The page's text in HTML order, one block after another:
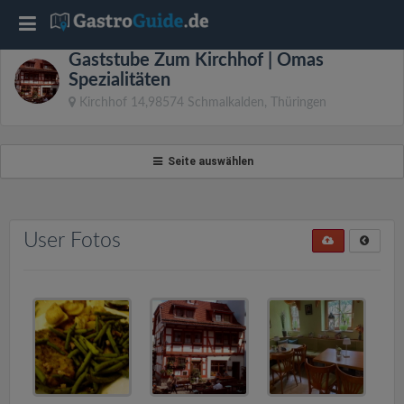
Gaststube Zum Kirchhof | Omas
Spezialitäten
Kirchhof 14,98574 Schmalkalden, Thüringen
Seite auswählen
User Fotos
T
o
n
a